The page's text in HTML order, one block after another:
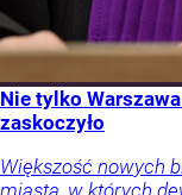
Nie tylko
zaskoczyło
Większość nowych